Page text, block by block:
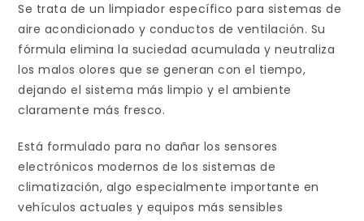
Se trata de un limpiador específico para sistemas de
aire acondicionado y conductos de ventilación. Su
fórmula elimina la suciedad acumulada y neutraliza
los malos olores que se generan con el tiempo,
dejando el sistema más limpio y el ambiente
claramente más fresco.
Está formulado para no dañar los sensores
electrónicos modernos de los sistemas de
climatización, algo especialmente importante en
vehículos actuales y equipos más sensibles